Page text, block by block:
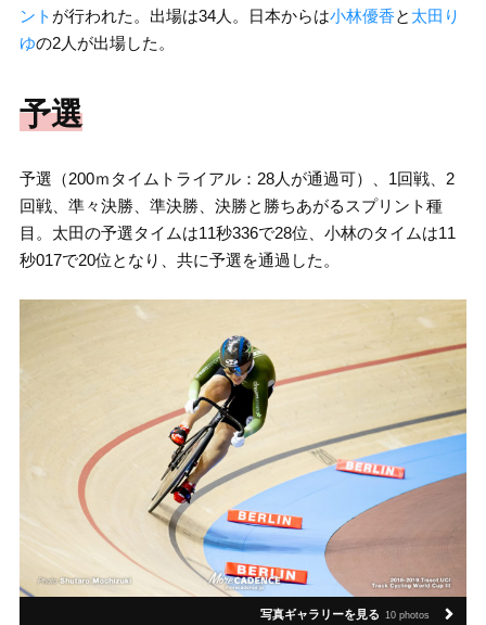
ント が行われた。出場は34人。日本からは小林優香と 太田り
ゆの2人が出場した。
予選
予選（200ｍタイムトライアル：28人が通過可）、1回戦、2
回戦、準々決勝、準決勝、決勝と勝ちあがるスプリント種
目。太田の予選タイムは11秒336で28位、小林のタイムは11
秒017で20位となり、共に予選を通過した。
写真ギャラリーを見る 10 photos